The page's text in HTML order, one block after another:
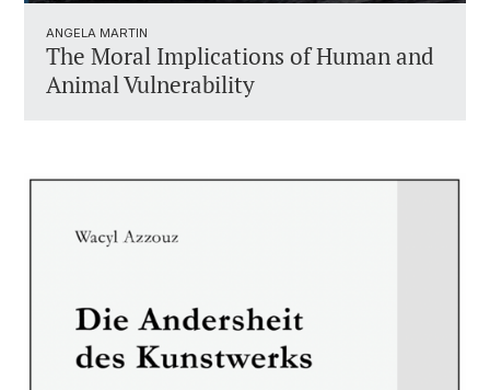
ANGELA MARTIN
The Moral Implications of Human and
Animal Vulnerability